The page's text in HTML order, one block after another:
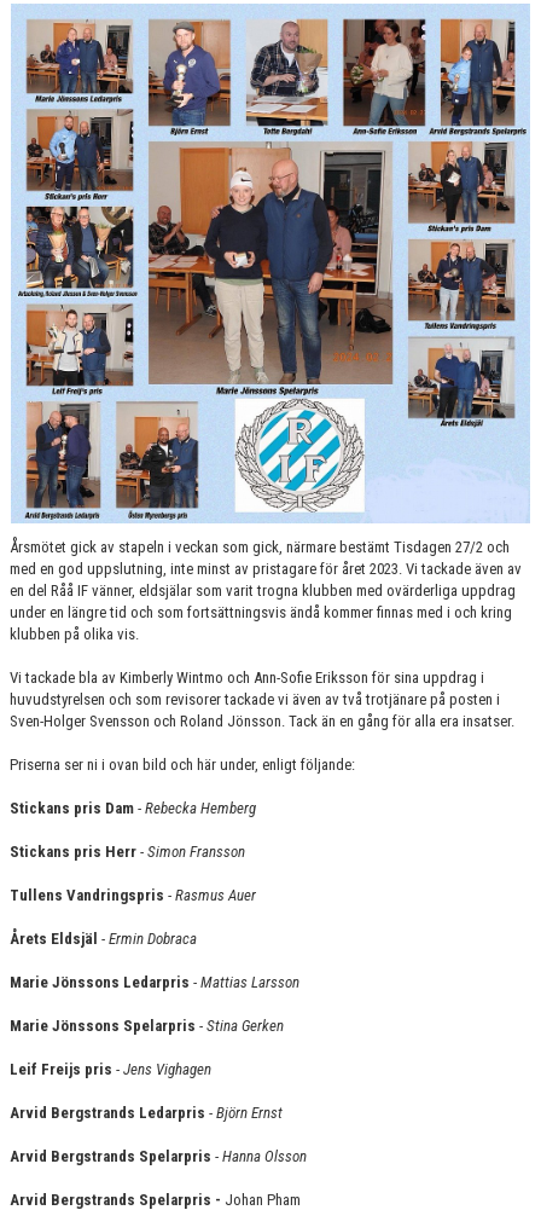
RÅÅ IF:S UTBILDNINGSPLAN
BILDGALLERI
VÅRA LAG
MATCHER
BLI MEDLEM
Årsmötet gick av stapeln i veckan som gick, närmare bestämt Tisdagen 27/2 och
med en god uppslutning, inte minst av pristagare för året 2023. Vi tackade även av
en del Råå IF vänner, eldsjälar som varit trogna klubben med ovärderliga uppdrag
under en längre tid och som fortsättningsvis ändå kommer finnas med i och kring
klubben på olika vis.
Vi tackade bla av Kimberly Wintmo och Ann-Sofie Eriksson för sina uppdrag i
huvudstyrelsen och som revisorer tackade vi även av två trotjänare på posten i
Sven-Holger Svensson och Roland Jönsson. Tack än en gång för alla era insatser.
Priserna ser ni i ovan bild och här under, enligt följande:
Stickans pris Dam - Rebecka Hemberg
Stickans pris Herr - Simon Fransson
Tullens Vandringspris - Rasmus Auer
Årets Eldsjäl - Ermin Dobraca
Marie Jönssons Ledarpris - Mattias Larsson
Marie Jönssons Spelarpris - Stina Gerken
Leif Freijs pris - Jens Vighagen
Arvid Bergstrands Ledarpris - Björn Ernst
Arvid Bergstrands Spelarpris - Hanna Olsson
Arvid Bergstrands Spelarpris - Johan Pham